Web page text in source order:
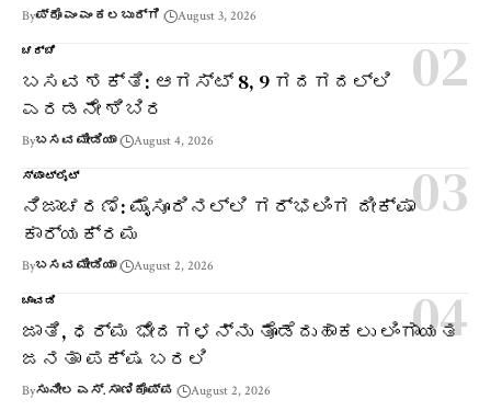
Byಪ್ರೊ ಎಂ ಎಂ ಕಲಬುರ್ಗಿ August 3, 2026
ಚರ್ಚೆ
ಬಸವ ಶಕ್ತಿ: ಆಗಸ್ಟ್ 8, 9 ಗದಗದಲ್ಲಿ
ಎರಡನೇ ಶಿಬಿರ
Byಬಸವ ಮೀಡಿಯಾ August 4, 2026
ಸ್ಪಾಟ್‌ಲೈಟ್
ನಿಜಾಚರಣೆ: ಮೈಸೂರಿನಲ್ಲಿ ಗರ್ಭಲಿಂಗ ದೀಕ್ಷಾ
ಕಾರ್ಯಕ್ರಮ
Byಬಸವ ಮೀಡಿಯಾ August 2, 2026
ಚಾವಡಿ
ಜಾತಿ, ಧರ್ಮ ಭೇದಗಳನ್ನು ತೊಡೆದುಹಾಕಲು ಲಿಂಗಾಯತ
ಜನತಾ ಪಕ್ಷ ಬರಲಿ
Byಸುನೀಲ ಎಸ್. ಸಾಣಿಕೊಪ್ಪ August 2, 2026